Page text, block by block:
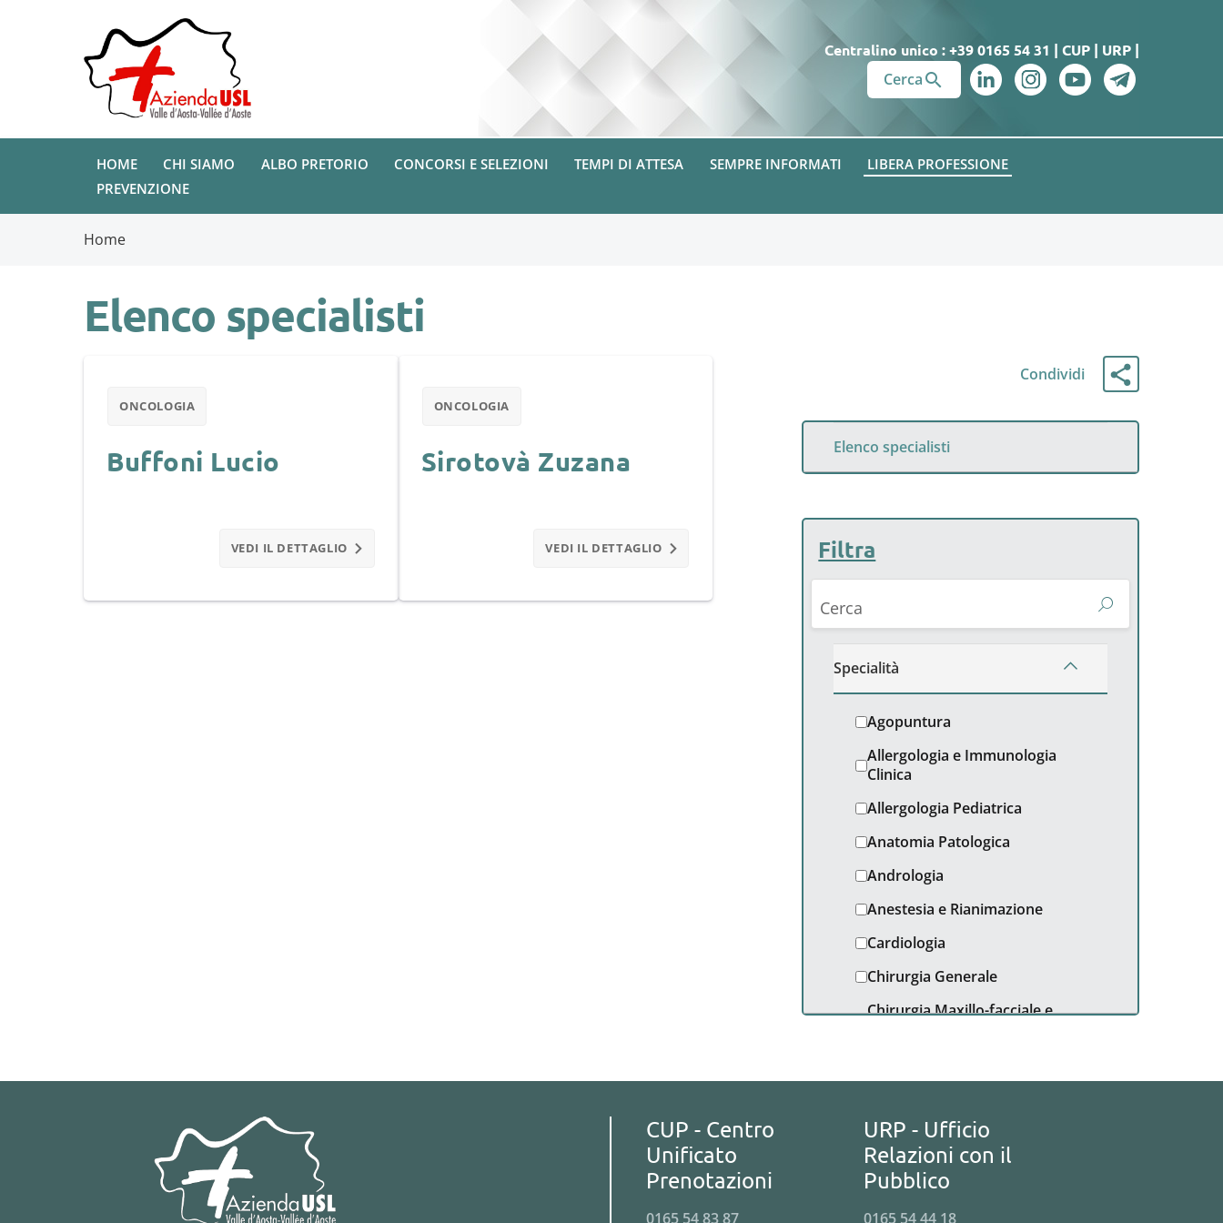
Centralino unico : +39 0165 54 31 | CUP | URP |
Cerca
HOME CHI SIAMO ALBO PRETORIO CONCORSI E SELEZIONI TEMPI DI ATTESA SEMPRE INFORMATI
LIBERA PROFESSIONE
PREVENZIONE
Home
Elenco specialisti
ONCOLOGIA
Buffoni Lucio
VEDI IL DETTAGLIO
ONCOLOGIA
Sirotovà Zuzana
VEDI IL DETTAGLIO
Condividi
Elenco specialisti
Filtra
Cerca
Specialità
Agopuntura
Allergologia e Immunologia
Clinica
Allergologia Pediatrica
Anatomia Patologica
Andrologia
Anestesia e Rianimazione
Cardiologia
Chirurgia Generale
Chirurgia Maxillo-facciale e
Chirurgia Vascolare ed
Angiologia
CUP - Centro
Unificato
Prenotazioni
0165 54 83 87
URP - Ufficio
Relazioni con il
Pubblico
0165 54 44 18